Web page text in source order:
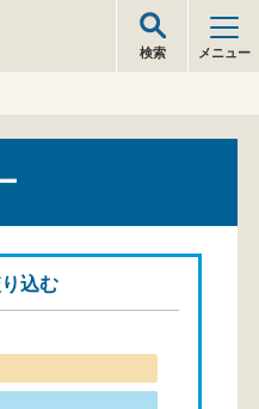
検索 メニュー
込む